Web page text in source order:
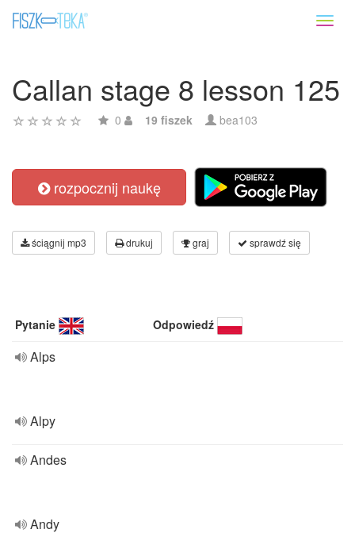
Callan stage 8 lesson 125
0 19 fiszek bea103
rozpocznij naukę
ściągnij mp3 drukuj graj sprawdź się
Pytanie Odpowiedź
Alps
Alpy
Andes
Andy